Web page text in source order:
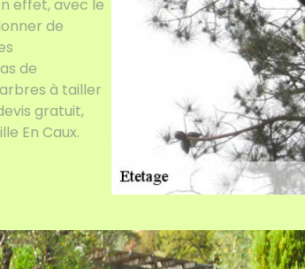
effet, avec le
de
de
à tailler
gratuit,
En Caux.